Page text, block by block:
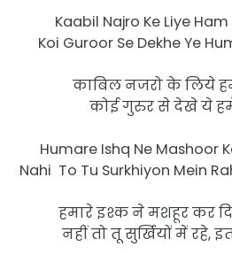
Kaabil Najro Ke Liye
Koi Guroor Se Dekhe Ye
काबिल नजरो के लिये
कोई गुरुर से देखे ये
Humare Ishq Ne Mashoor
Nahi To Tu Surkhiyon Mein
हमारे इश्क ने मशहूर कर
नहीं तो तू सुर्खियों में रहे,